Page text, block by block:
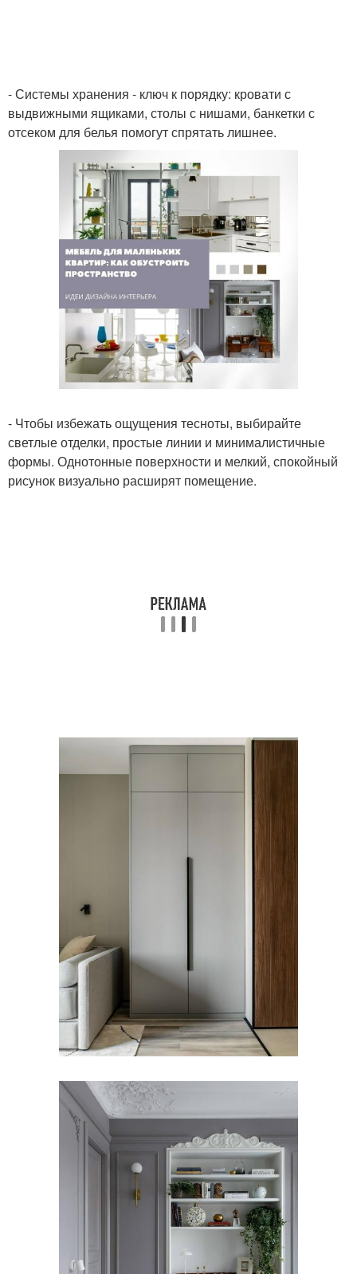
- Системы хранения - ключ к порядку: кровати с
выдвижными ящиками, столы с нишами, банкетки с
отсеком для белья помогут спрятать лишнее.
- Чтобы избежать ощущения тесноты, выбирайте
светлые отделки, простые линии и минималистичные
формы. Однотонные поверхности и мелкий, спокойный
рисунок визуально расширят помещение.